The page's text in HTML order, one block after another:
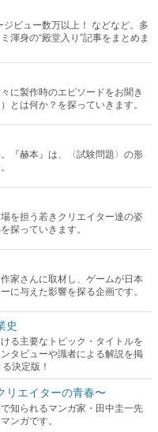
ビュー数万以上！ などなど。多
渾身の“殿堂入り”記事をまとめま
に製作時のエピソードをお聞き
とは何か？を探っていきます。
『赫本』は、〈試験問題〉の形
を担う若きクリエイター達の姿
探っていきます。
家さんに取材し、ゲームが日本
に与えた影響を探る企画です。
史
る主要なトピック・タイトルを
タビューや識者による解説を掲
決定版！
リエイターの青春〜
知られるマンガ家・田中圭一先
ンガです。